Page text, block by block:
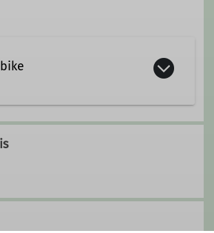
vereint
Biker abseits
Straßen mit Ihren
gemeinsame